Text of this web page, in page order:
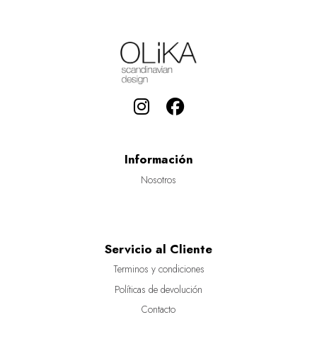
Información
Nosotros
Servicio al Cliente
Terminos y condiciones
Políticas de devolución
Contacto